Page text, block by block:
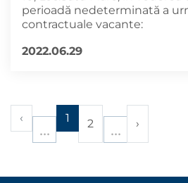
perioadă nedeterminată a
contractuale vacante:
2022.06.29
‹ 1 2 ›